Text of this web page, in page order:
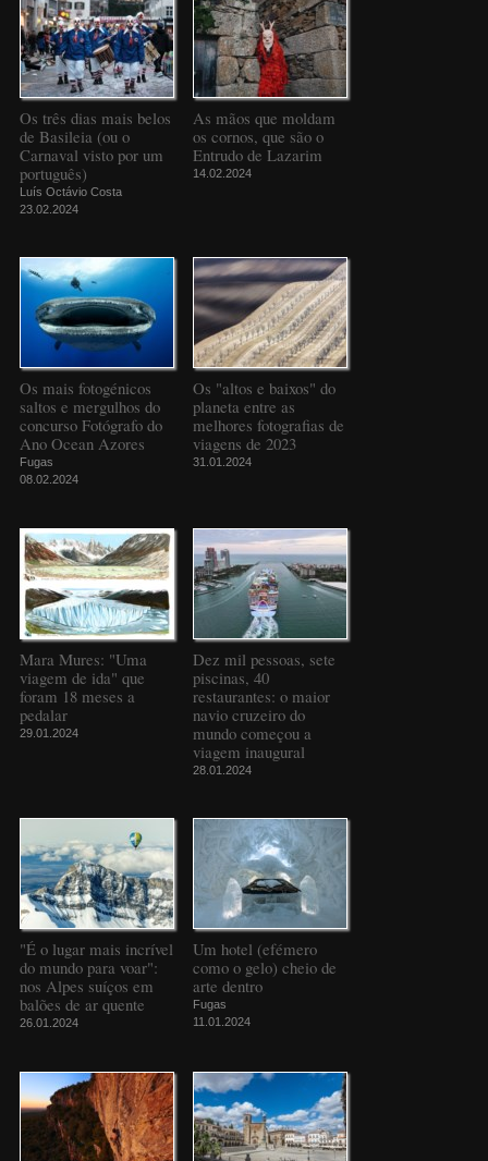
Os três dias mais belos
de Basileia (ou o
Carnaval visto por um
português)
Luís Octávio Costa
23.02.2024
As mãos que moldam
os cornos, que são o
Entrudo de Lazarim
14.02.2024
Os mais fotogénicos
saltos e mergulhos do
concurso Fotógrafo do
Ano Ocean Azores
Fugas
08.02.2024
Os "altos e baixos" do
planeta entre as
melhores fotografias de
viagens de 2023
31.01.2024
Mara Mures: "Uma
viagem de ida" que
foram 18 meses a
pedalar
29.01.2024
Dez mil pessoas, sete
piscinas, 40
restaurantes: o maior
navio cruzeiro do
mundo começou a
viagem inaugural
28.01.2024
"É o lugar mais incrível
do mundo para voar":
nos Alpes suíços em
balões de ar quente
26.01.2024
Um hotel (efémero
como o gelo) cheio de
arte dentro
Fugas
11.01.2024